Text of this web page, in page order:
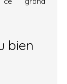
bien